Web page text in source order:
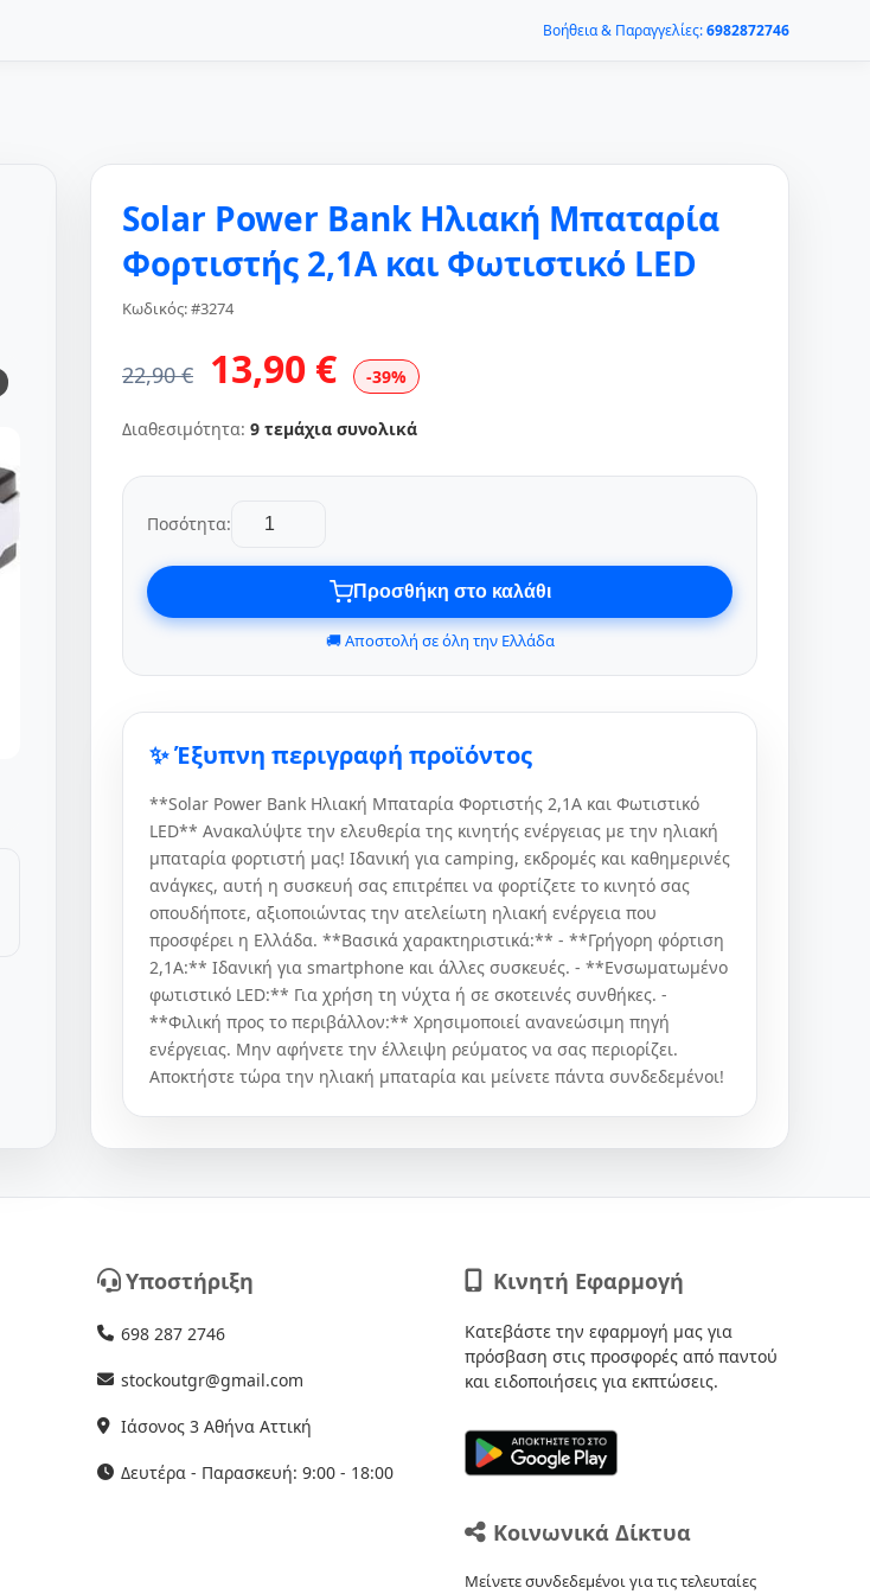
Βοήθεια & Παραγγελίες:6982872746
Solar Power Bank Ηλιακή Μπαταρία
Φορτιστής 2,1Α και Φωτιστικό LED
Κωδικός: #3274
22,90 € 13,90 € -39%
Διαθεσιμότητα: 9 τεμάχια συνολικά
Ποσότητα:
Προσθήκη στο καλάθι
🚚 Αποστολή σε όλη την Ελλάδα
✨ Έξυπνη περιγραφή προϊόντος
**Solar Power Bank Ηλιακή Μπαταρία Φορτιστής 2,1Α και Φωτιστικό
LED** Ανακαλύψτε την ελευθερία της κινητής ενέργειας με την ηλιακή
μπαταρία φορτιστή μας! Ιδανική για camping, εκδρομές και καθημερινές
ανάγκες, αυτή η συσκευή σας επιτρέπει να φορτίζετε το κινητό σας
οπουδήποτε, αξιοποιώντας την ατελείωτη ηλιακή ενέργεια που
προσφέρει η Ελλάδα. **Βασικά χαρακτηριστικά:** - **Γρήγορη φόρτιση
2,1Α:** Ιδανική για smartphone και άλλες συσκευές. - **Ενσωματωμένο
φωτιστικό LED:** Για χρήση τη νύχτα ή σε σκοτεινές συνθήκες. -
**Φιλική προς το περιβάλλον:** Χρησιμοποιεί ανανεώσιμη πηγή
ενέργειας. Μην αφήνετε την έλλειψη ρεύματος να σας περιορίζει.
Αποκτήστε τώρα την ηλιακή μπαταρία και μείνετε πάντα συνδεδεμένοι!
Υποστήριξη
698 287 2746
stockoutgr@gmail.com
Ιάσονος 3 Αθήνα Αττική
Δευτέρα - Παρασκευή: 9:00 - 18:00
Κινητή Εφαρμογή
Κατεβάστε την εφαρμογή μας για
πρόσβαση στις προσφορές από παντού
και ειδοποιήσεις για εκπτώσεις.
Κοινωνικά Δίκτυα
Μείνετε συνδεδεμένοι για τις τελευταίες